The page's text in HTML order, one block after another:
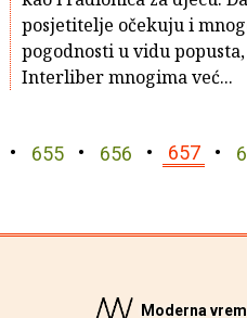
posjetitelje očekuju i
pogodnosti u vidu
Interliber mnogima već...
655 656 657
Moderna